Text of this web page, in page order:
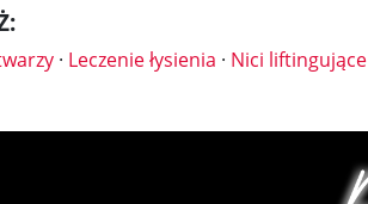
· Leczenie łysienia · Nici liftingujące